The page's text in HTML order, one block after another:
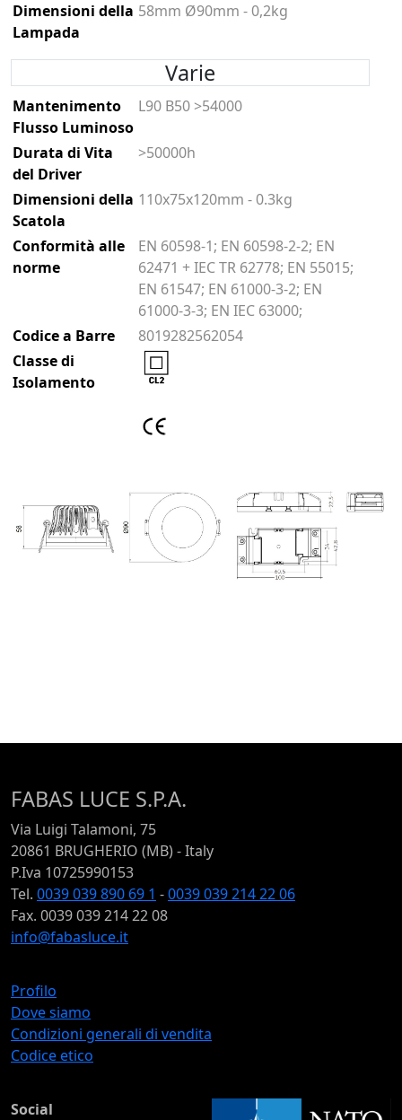
Dimensioni della
Lampada
58mm Ø90mm - 0,2kg
Varie
Mantenimento
Flusso Luminoso
L90 B50 >54000
Durata di Vita
del Driver
>50000h
Dimensioni della
Scatola
110x75x120mm - 0.3kg
Conformità alle
norme
EN 60598-1; EN 60598-2-2; EN
62471 + IEC TR 62778; EN 55015;
EN 61547; EN 61000-3-2; EN
61000-3-3; EN IEC 63000;
Codice a Barre
8019282562054
Classe di
Isolamento
FABAS LUCE S.P.A.
Via Luigi Talamoni, 75
20861 BRUGHERIO (MB) - Italy
P.Iva 10725990153
Tel. 0039 039 890 69 1 -0039 039 214 22 06
Fax. 0039 039 214 22 08
info@fabasluce.it
Profilo
Dove siamo
Condizioni generali di vendita
Codice etico
Social